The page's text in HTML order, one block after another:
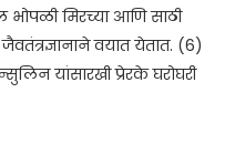
मिरच्या आणि साठी
जैवतंत्रज्ञानाने वयात येतात. (6)
यांसारखी प्रेरके घरोघरी